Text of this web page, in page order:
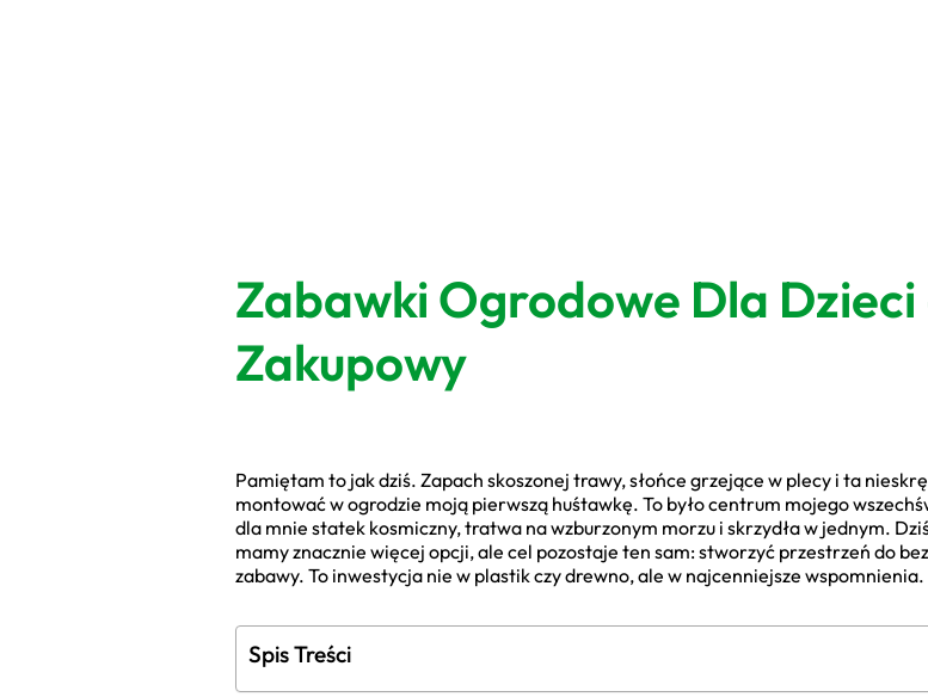
Zabawki Ogrodowe Dla
Zakupowy
Pamiętam to jak dziś. Zapach skoszonej trawy, słońce grzejące w plecy i ta
montować w ogrodzie moją pierwszą huśtawkę. To było centrum mojego
dla mnie statek kosmiczny, tratwa na wzburzonym morzu i skrzydła w jednym.
mamy znacznie więcej opcji, ale cel pozostaje ten sam: stworzyć przestrzeń do
zabawy. To inwestycja nie w plastik czy drewno, ale w najcenniejsze wspomnienia.
Spis Treści